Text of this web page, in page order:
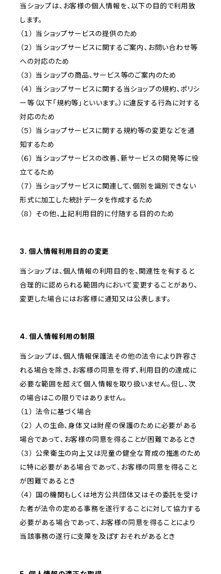
当ショップは、お客様の個人情報を、以下の目的で利用致
します。
（１） 当ショップサービスの提供のため
（２） 当ショップサービスに関するご案内、お問い合わせ等
への対応のため
（３） 当ショップの商品、サービス等のご案内のため
（４） 当ショップサービスに関する当ショップの規約、ポリシ
ー等（以下「規約等」といいます。）に違反する行為に対する
対応のため
（５） 当ショップサービスに関する規約等の変更などを通
知するため
（６） 当ショップサービスの改善、新サービスの開発等に役
立てるため
（７） 当ショップサービスに関連して、個別を識別できない
形式に加工した統計データを作成するため
（８） その他、上記利用目的に付随する目的のため
3. 個人情報利用目的の変更
当ショップは、個人情報の利用目的を、関連性を有すると
合理的に認められる範囲内において変更することがあり、
変更した場合にはお客様に通知又は公表します。
4. 個人情報利用の制限
当ショップは、個人情報保護法その他の法令により許容さ
れる場合を除き、お客様の同意を得ず、利用目的の達成に
必要な範囲を超えて個人情報を取り扱いません。但し、次
の場合はこの限りではありません。
（１） 法令に基づく場合
（２） 人の生命、身体又は財産の保護のために必要がある
場合であって、お客様の同意を得ることが困難であるとき
（３） 公衆衛生の向上又は児童の健全な育成の推進のため
に特に必要がある場合であって、お客様の同意を得ること
が困難であるとき
（４） 国の機関もしくは地方公共団体又はその委託を受け
た者が法令の定める事務を遂行することに対して協力する
必要がある場合であって、お客様の同意を得ることにより
当該事務の遂行に支障を及ぼすおそれがあるとき